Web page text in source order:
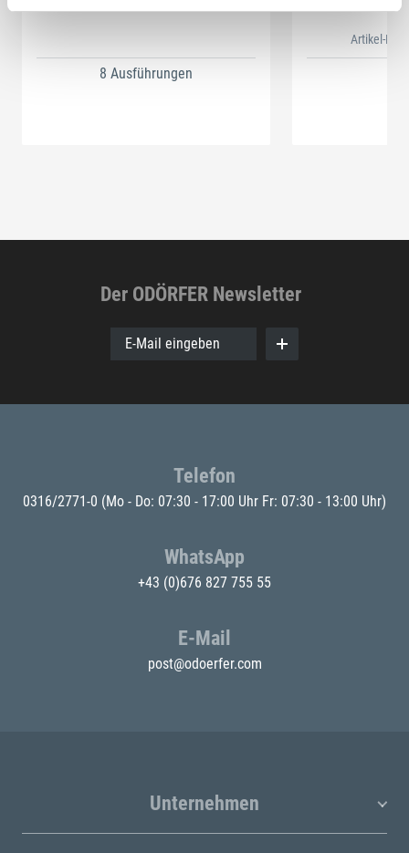
8 Ausführungen
Artikel-Nr.
Der ODÖRFER Newsletter
E-Mail eingeben
Telefon
0316/2771-0 (Mo - Do: 07:30 - 17:00 Uhr Fr: 07:30 - 13:00 Uhr)
WhatsApp
+43 (0)676 827 755 55
E-Mail
post@odoerfer.com
Unternehmen